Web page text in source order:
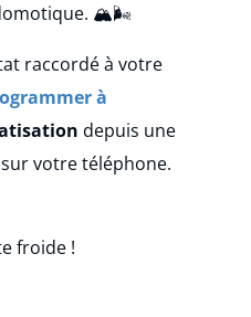
🏔️🌬️
raccordé à votre
à
depuis une
votre téléphone.
froide !